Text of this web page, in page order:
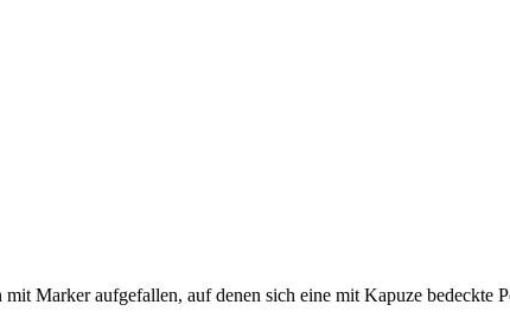
Marker aufgefallen, auf denen sich eine mit Kapuze bedeckte